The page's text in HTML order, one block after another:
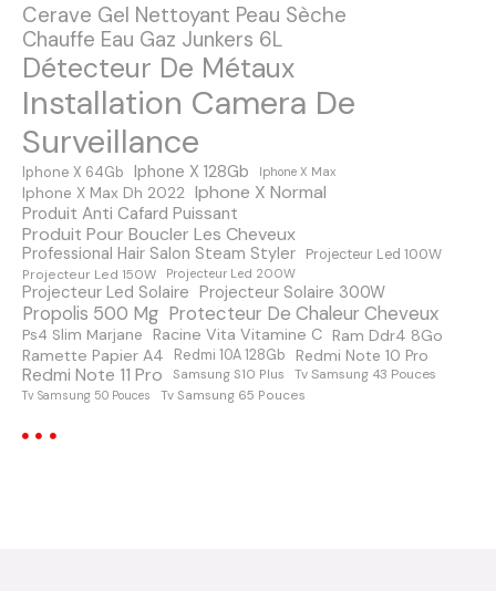
d
e
s
m
e
s
s
a
g
e
Cerave Gel Nettoyant Peau Sèche
Chauffe Eau Gaz Junkers 6L
Détecteur De Métaux
Installation Camera De
Surveillance
Iphone X 64Gb Iphone X 128Gb Iphone X Max
Iphone X Max Dh 2022 Iphone X Normal
Produit Anti Cafard Puissant
Produit Pour Boucler Les Cheveux
Professional Hair Salon Steam Styler
Projecteur Led 100W
Projecteur Led 150W
Projecteur Led 200W
Projecteur Led Solaire Projecteur Solaire 300W
Propolis 500 Mg Protecteur De Chaleur Cheveux
Ps4 Slim Marjane Racine Vita Vitamine C Ram Ddr4 8Go
Ramette Papier A4
Redmi 10A 128Gb Redmi Note 10 Pro
Redmi Note 11 Pro Samsung S10 Plus Tv Samsung 43 Pouces
Tv Samsung 50 Pouces Tv Samsung 65 Pouces